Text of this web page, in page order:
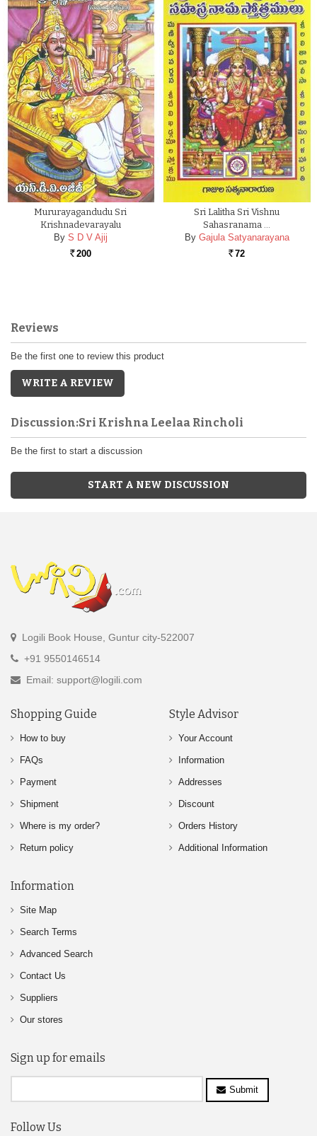
Mururayagandudu Sri
Krishnadevarayalu
By S D V Ajij
Rs. 200
Sri Lalitha Sri Vishnu
Sahasranama …
By Gajula Satyanarayana
Rs. 72
Reviews
Be the first one to review this product
WRITE A REVIEW
Discussion:Sri Krishna Leelaa Rincholi
Be the first to start a discussion
START A NEW DISCUSSION
Logili Book House, Guntur city-522007
+91 9550146514
Email: support@logili.com
Shopping Guide
How to buy
FAQs
Payment
Shipment
Where is my order?
Return policy
Style Advisor
Your Account
Information
Addresses
Discount
Orders History
Additional Information
Information
Site Map
Search Terms
Advanced Search
Contact Us
Suppliers
Our stores
Sign up for emails
Submit
Follow Us